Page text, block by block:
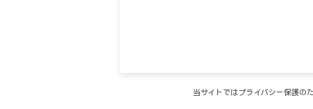
当サイトではプライバシー保護の